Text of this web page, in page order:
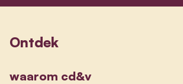
Ontdek
waarom cd&v